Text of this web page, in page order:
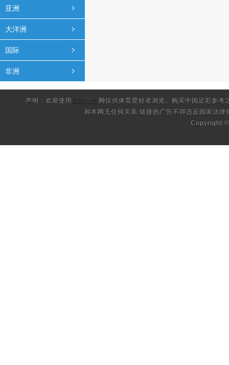
亚洲
大洋洲
国际
非洲
声明：欢迎使用 足球比分 网仅供体育爱好者浏览、购买中国足彩参
和本网无任何关系.链接的广告不得违反国家法律
Copyright